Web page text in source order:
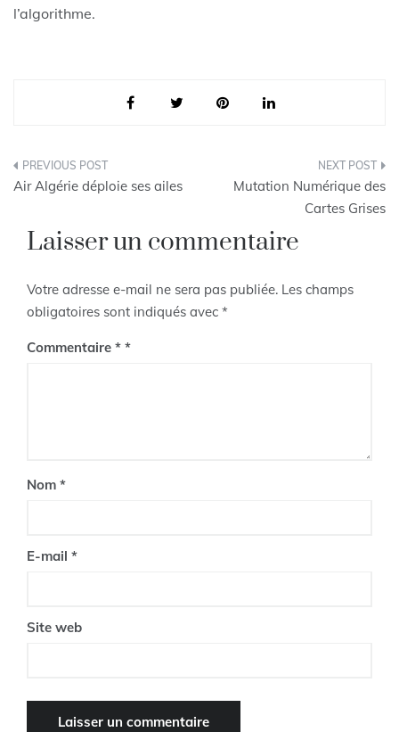
l’algorithme.
Navigation
l’article
Air Algérie déploie ses ailes
Mutation Numérique des
Cartes Grises
Laisser un commentaire
Votre adresse e-mail ne sera pas publiée. Les champs
obligatoires sont indiqués avec *
Commentaire *
Nom *
E-mail *
Site web